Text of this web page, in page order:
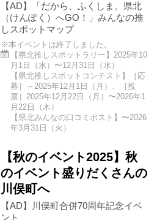
【AD】「だから、ふくしま。県北
（けんぽく）へGO！」みんなの推
しスポットマップ
※本イベントは終了しました。
【県北推しスポットラリー】2025年10
月1日（水）〜12月31日（水）
【県北推しスポットコンテスト】［応
募］～2025年12月1日（月）、［投
票］2025年12月22日（月）〜2026年1
月22日（木）
【県北みんなの口コミポスト】〜2026
年3月31日（火）
【秋のイベント2025】秋
のイベント盛りだくさんの
川俣町へ
【AD】川俣町合併70周年記念イベ
ント